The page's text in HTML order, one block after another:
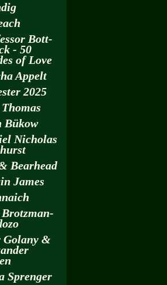
Bott­
- 50
of Love
Ap­pelt
2025
Bükow
Ni­cho­las
Be­arhead
James
Go­la­ny &
Spren­ger